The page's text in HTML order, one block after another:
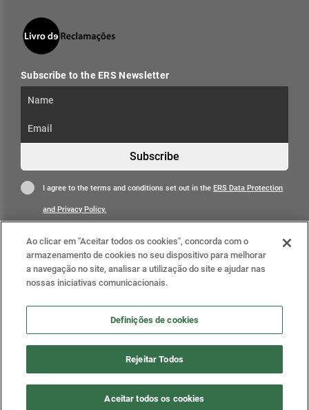
Subscribe to the ERS Newsletter
Subscribe
I agree to the terms and conditions set out in theERS Data Protection
and Privacy Policy.
2025 © Health Regulatory Authority (ERS). All rights
Ao clicar em "Aceitar todos os cookies", concorda com o
armazenamento de cookies no seu dispositivo para melhorar
a navegação no site, analisar a utilização do site e ajudar nas
nossas iniciativas comunicacionais.
Definições de cookies
Rejeitar Todos
Aceitar todos os cookies